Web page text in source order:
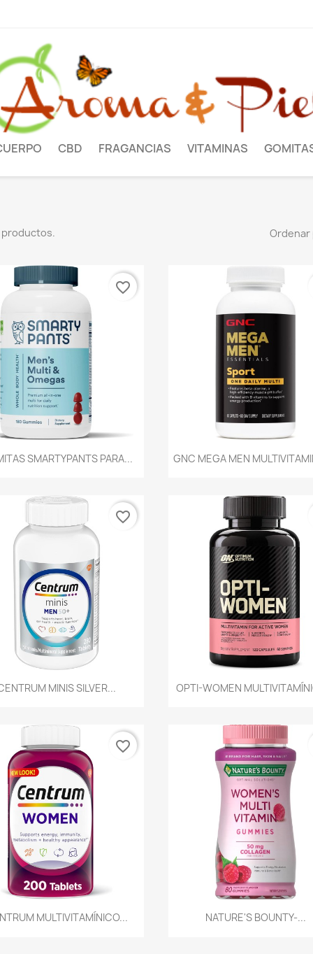
CBD FRAGANCIAS VITAMINAS
productos. Ordenar
Vista rápida
SMARTYPANTS PARA...
favorite_border
Vista rápida
GNC MEGA MEN
 Vista rápida
MINIS SILVER...
favorite_border
Vista rápida
OPTI-WOMEN
Vista rápida
MULTIVITAMÍNICO...
favorite_border
Vista rápida
NATURE'S BOUNTY-...